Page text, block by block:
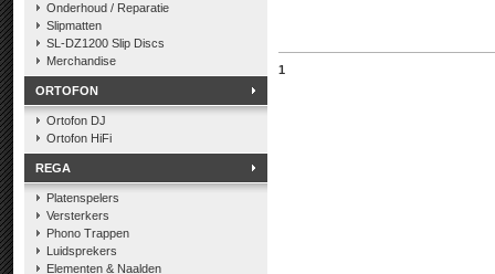
Onderhoud / Reparatie
Slipmatten
SL-DZ1200 Slip Discs
Merchandise
ORTOFON
Ortofon DJ
Ortofon HiFi
REGA
Platenspelers
Versterkers
Phono Trappen
Luidsprekers
Elementen & Naalden
1